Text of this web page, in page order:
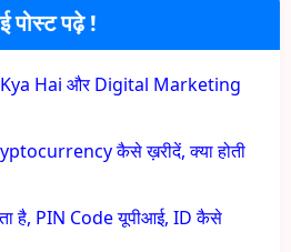
पोस्ट पढ़े !
Hai और Digital Marketing
कैसे ख़रीदें, क्या होती
है, PIN Code यूपीआई, ID कैसे